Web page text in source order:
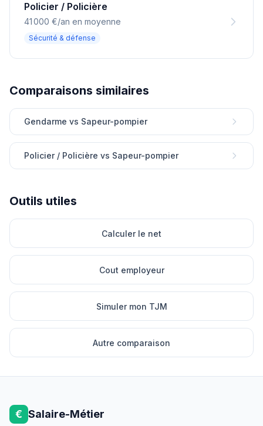
Policier / Policière
41 000 €/an en moyenne
Sécurité & défense
Comparaisons similaires
Gendarme vs Sapeur-pompier
Policier / Policière vs Sapeur-pompier
Outils utiles
Calculer le net
Cout employeur
Simuler mon TJM
Autre comparaison
€ Salaire-Métier